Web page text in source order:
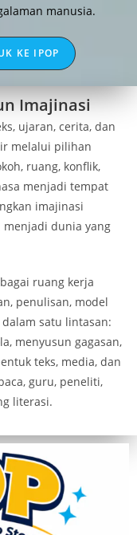
manusia.
KE IPOP
Imajinasi
ujaran, cerita, dan
melalui pilihan
ruang, konflik,
menjadi tempat
imajinasi
dunia yang
ruang kerja
penulisan, model
satu lintasan:
menyusun gagasan,
teks, media, dan
guru, peneliti,
literasi.